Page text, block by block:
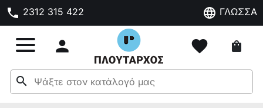
phone 2312 315 422 language ΓΛΩΣΣΑ
 favorite shopping_bag
search